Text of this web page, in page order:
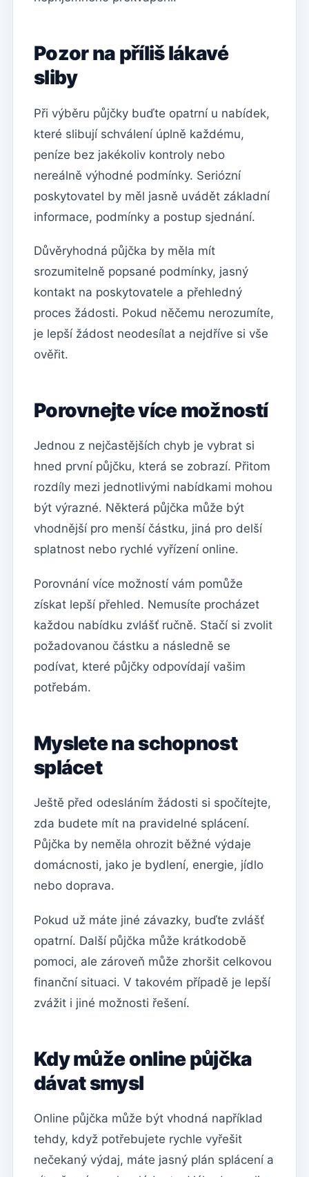
Pozor na příliš lákavé
sliby
Při výběru půjčky buďte opatrní u nabídek,
které slibují schválení úplně každému,
peníze bez jakékoliv kontroly nebo
nereálně výhodné podmínky. Seriózní
poskytovatel by měl jasně uvádět základní
informace, podmínky a postup sjednání.
Důvěryhodná půjčka by měla mít
srozumitelně popsané podmínky, jasný
kontakt na poskytovatele a přehledný
proces žádosti. Pokud něčemu nerozumíte,
je lepší žádost neodesílat a nejdříve si vše
ověřit.
Porovnejte více možností
Jednou z nejčastějších chyb je vybrat si
hned první půjčku, která se zobrazí. Přitom
rozdíly mezi jednotlivými nabídkami mohou
být výrazné. Některá půjčka může být
vhodnější pro menší částku, jiná pro delší
splatnost nebo rychlé vyřízení online.
Porovnání více možností vám pomůže
získat lepší přehled. Nemusíte procházet
každou nabídku zvlášť ručně. Stačí si zvolit
požadovanou částku a následně se
podívat, které půjčky odpovídají vašim
potřebám.
Myslete na schopnost
splácet
Ještě před odesláním žádosti si spočítejte,
zda budete mít na pravidelné splácení.
Půjčka by neměla ohrozit běžné výdaje
domácnosti, jako je bydlení, energie, jídlo
nebo doprava.
Pokud už máte jiné závazky, buďte zvlášť
opatrní. Další půjčka může krátkodobě
pomoci, ale zároveň může zhoršit celkovou
finanční situaci. V takovém případě je lepší
zvážit i jiné možnosti řešení.
Kdy může online půjčka
dávat smysl
Online půjčka může být vhodná například
tehdy, když potřebujete rychle vyřešit
nečekaný výdaj, máte jasný plán splácení a